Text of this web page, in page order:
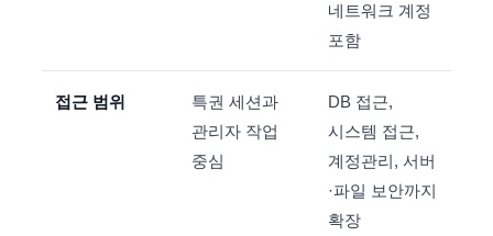
네트워크 계정
포함
접근 범위
특권 세션과
관리자 작업
중심
DB 접근,
시스템 접근,
계정관리, 서버
·파일 보안까지
확장